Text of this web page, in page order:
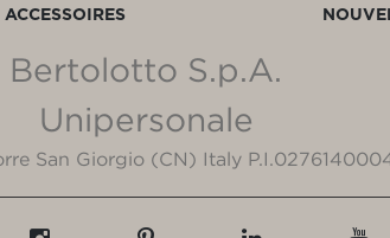
ACCESSOIRES
Bertolotto S.p.A.
Unipersonale
San Giorgio (CN) Italy